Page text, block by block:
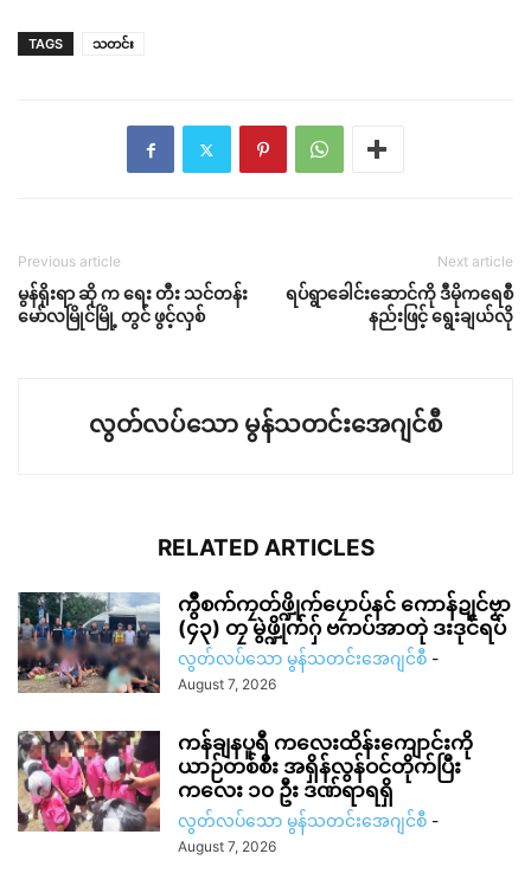
TAGS သတင်း
Previous article
မွန်ရိုးရာ ဆို က ရေး တီး သင်တန်း
မော်လမြိုင်မြို့ တွင် ဖွင့်လှစ်
Next article
ရပ်ရွာခေါင်းဆောင်ကို ဒီမိုကရေစီ
နည်းဖြင့် ရွေးချယ်လို
လွတ်လပ်သော မွန်သတင်းအေဂျင်စီ
RELATED ARTICLES
ကွဳစက်ကၠတ်ဖ္ဍိုက်ပၠောပ်နင် ကောန်ဍုင်ဗၟာ
(၄၃) တၠ မွဲဖ္ဍိုက်ဂှ် ဗကပ်အာတုဲ ဒးဒုင်ရပ်
လွတ်လပ်သော မွန်သတင်းအေဂျင်စီ -
August 7, 2026
ကန်ချနပူရီ ကလေးထိန်းကျောင်းကို
ယာဉ်တစ်စီး အရှိန်လွန်ဝင်တိုက်ပြီး
ကလေး ၁၀ ဦး ဒဏ်ရာရရှိ
လွတ်လပ်သော မွန်သတင်းအေဂျင်စီ -
August 7, 2026